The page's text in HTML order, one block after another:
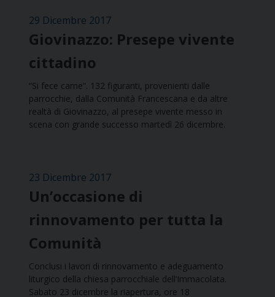
29 Dicembre 2017
Giovinazzo: Presepe vivente
cittadino
“Si fece carne”. 132 figuranti, provenienti dalle
parrocchie, dalla Comunità Francescana e da altre
realtà di Giovinazzo, al presepe vivente messo in
scena con grande successo martedì 26 dicembre.
23 Dicembre 2017
Un’occasione di
rinnovamento per tutta la
Comunità
Conclusi i lavori di rinnovamento e adeguamento
liturgico della chiesa parrocchiale dell’Immacolata.
Sabato 23 dicembre la riapertura, ore 18